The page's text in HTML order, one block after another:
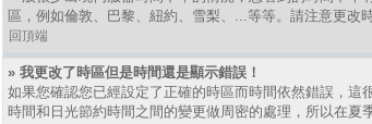
區，例如倫敦、巴黎、紐約、雪梨、...等等。請注意更改
回頂端
» 我更改了時區但是時間還是顯示錯誤！
如果您確認您已經設定了正確的時區而時間依然錯誤，
時間和日光節約時間之間的變更做周密的處理，所以在夏